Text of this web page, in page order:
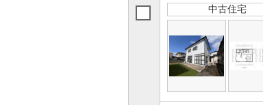
中古住宅